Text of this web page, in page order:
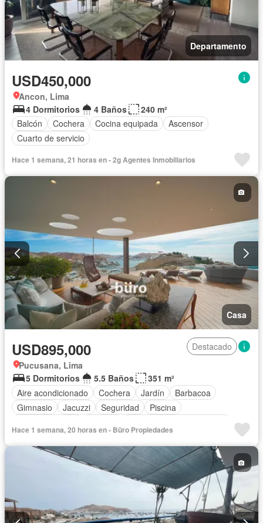
Departamento
USD450,000
Ancon, Lima
4 Dormitorios
4 Baños
240 m²
Balcón
Cochera Cocina equipada
Ascensor
Cuarto de servicio
Hace 1 semana, 21 horas en - 2g Agentes Inmobiliarios
Casa
USD895,000
Destacado
Pucusana, Lima
5 Dormitorios
5.5 Baños
351 m²
Aire acondicionado
Cochera Jardín
Barbacoa
Gimnasio
Jacuzzi Seguridad
Piscina
Hace 1 semana, 20 horas en - Büro Propiedades